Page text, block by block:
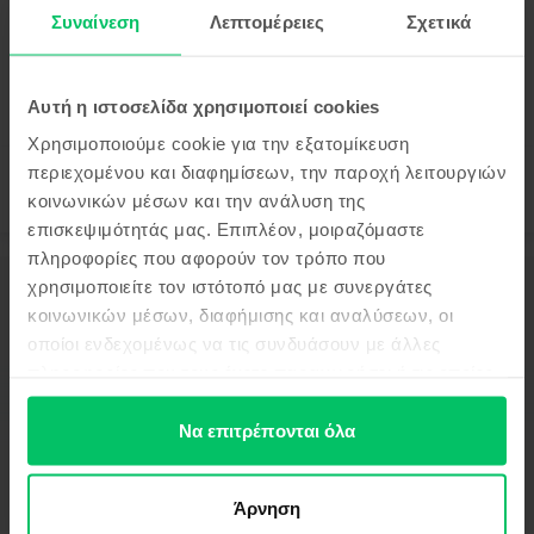
Συναίνεση Λεπτομέρειες Σχετικά
Αυτή η ιστοσελίδα χρησιμοποιεί cookies
Χρησιμοποιούμε cookie για την εξατομίκευση
περιεχομένου και διαφημίσεων, την παροχή λειτουργιών
κοινωνικών μέσων και την ανάλυση της
επισκεψιμότητάς μας. Επιπλέον, μοιραζόμαστε
πληροφορίες που αφορούν τον τρόπο που
χρησιμοποιείτε τον ιστότοπό μας με συνεργάτες
κοινωνικών μέσων, διαφήμισης και αναλύσεων, οι
οποίοι ενδεχομένως να τις συνδυάσουν με άλλες
έχουν συλλέξει σε σχέση με την από μέρους σας χρήση
των υπηρεσιών τους.Να επιτρέπονται όλα
Άρνηση
Πληρωμή σε δόσεις, με 0% επιτόκιο
Περιγραφή
Κινητό τηλέφωνο Samsung Galaxy S25 Ultra 5G Dual Sim, Titanium
Black, 512 GB, Πολύ καλό
Πληροφορίες Συμμόρφωσης Προϊόντος